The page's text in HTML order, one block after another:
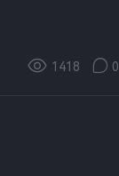
1418 0